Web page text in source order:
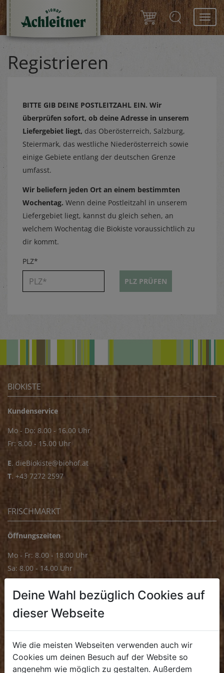
Registrieren
BITTE GIB DEINE POSTLEITZAHL EIN. Wir
überprüfen sofort, ob deine Adresse in unserem
Liefergebiet liegt, das Oberösterreich, Salzburg,
Steiermark, das westliche Niederösterreich sowie
einige Gebiete entlang der deutschen Grenze
umfasst.
Wir beliefern jeden Ort an einem bestimmten
Wochentag. Wenn deine Postleitzahl in unserem
Liefergebiet liegt, kannst du gleich sehen, an
welchem Wochentag die Biokiste voraussichtlich zu
dir kommt.
PLZ*
PLZ PRÜFEN
BIOKISTE
Kundenservice
Mo - Do: 8.00 - 16.00 Uhr
Fr: 8.00 - 15.00 Uhr
E. dieBiokiste@biohof.at
T. +43 7272 2597
FRISCHMARKT
Öffnungszeiten
Mo - Fr: 8.00 - 18.00 Uhr
Sa: 8.00 - 14.00 Uhr
Mo - Fr: 8.00 - 16.00 Uhr
. +43 7272 4859 70
Deine Wahl bezüglich Cookies auf
dieser Webseite
Wie die meisten Webseiten verwenden auch wir
Cookies um deinen Besuch auf der Website so
angenehm wie möglich zu gestalten. Außerdem